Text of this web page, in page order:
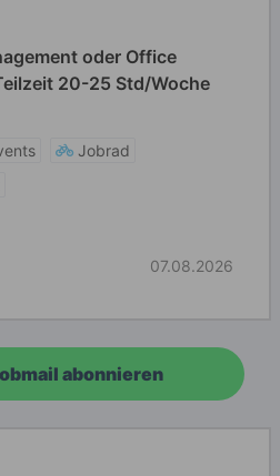
oder Office
20-25 Std/Woche
Jobrad
07.08.2026
abonnieren